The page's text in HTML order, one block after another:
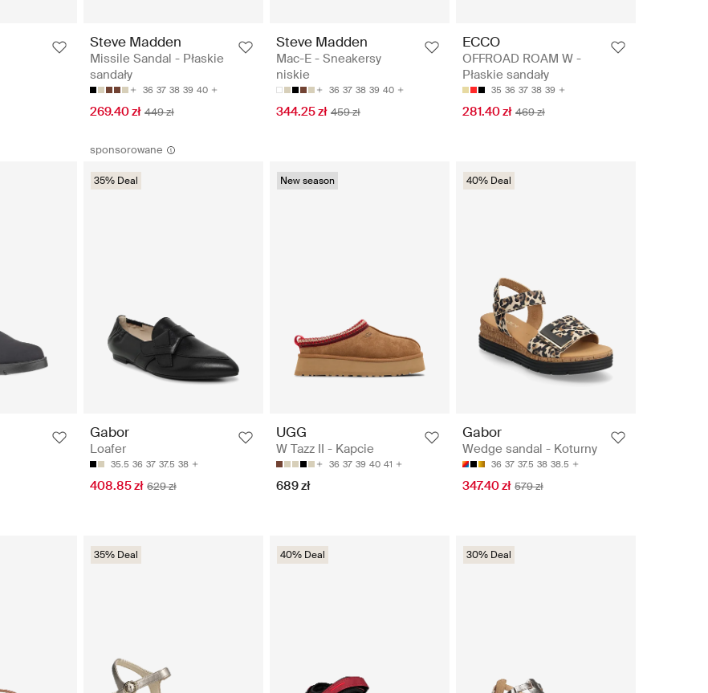
Steve Madden
Missile Sandal - Płaskie
sandały
36 37 38 39 40
269.40 zł 449 zł
Steve Madden
Mac-E - Sneakersy
niskie
36 37 38 39 40
344.25 zł 459 zł
ECCO
OFFROAD ROAM W -
Płaskie sandały
35 36 37 38 39
281.40 zł 469 zł
sponsorowane
35% Deal
Gabor
Loafer
35.5 36 37 37.5 38
408.85 zł 629 zł
New season
UGG
W Tazz II - Kapcie
36 37 39 40 41
689 zł
40% Deal
Gabor
Wedge sandal - Koturny
36 37 37.5 38 38.5
347.40 zł 579 zł
35% Deal 40% Deal 30% Deal